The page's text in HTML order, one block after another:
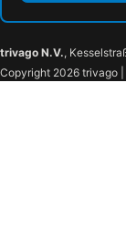
trivago N.V.,
Copyright 2026 trivago